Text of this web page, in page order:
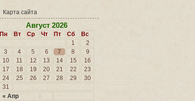
Карта сайта
Август 2026
Пн Вт Ср Чт Пт Сб Вс
« Апр
1
2
3
4 5 6 7 8
9
10
11 12 13 14 15
16
17
18 19 20 21 22
23
24
25 26 27 28 29
30
31